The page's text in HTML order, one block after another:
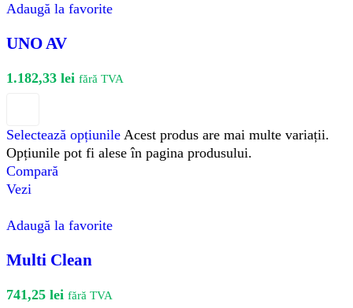
Adaugă la favorite
UNO AV
1.182,33 lei fără TVA
Selectează opțiunile Acest produs are mai multe variații.
Opțiunile pot fi alese în pagina produsului.
Compară
Vezi
Adaugă la favorite
Multi Clean
741,25 lei fără TVA